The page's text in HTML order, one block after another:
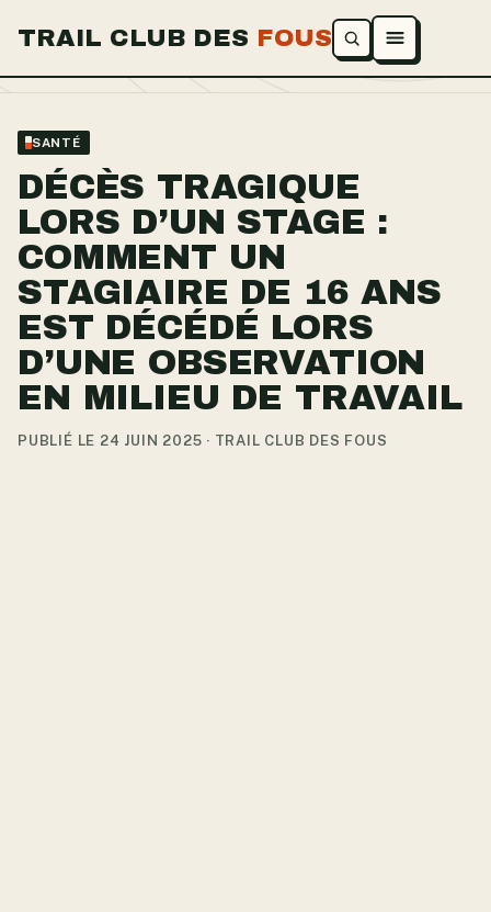
TRAIL CLUB DES FOUS Ouvrir le menu
SANTÉ
DÉCÈS TRAGIQUE
LORS D’UN STAGE :
COMMENT UN
STAGIAIRE DE 16 ANS
EST DÉCÉDÉ LORS
D’UNE OBSERVATION
EN MILIEU DE TRAVAIL
PUBLIÉ LE 24 JUIN 2025 · TRAIL CLUB DES FOUS